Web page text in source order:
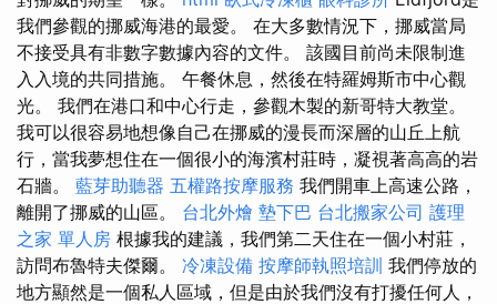
我們參觀的挪威海港的最愛。 在大多數情況下，挪威當局
不接受具有非數字數據內容的文件。 該國目前尚未限制進
入入境的共同措施。 午餐休息，然後在特羅姆斯市中心觀
光。 我們在港口和中心行走，參觀木製的新哥特大教堂。
我可以很容易地想像自己在挪威的漫長而深層的山丘上航
行，當我夢想住在一個很小的海濱村莊時，凝視著高高的岩
石牆。 藍芽助聽器 五權路按摩服務 我們開車上高速公路，
離開了挪威的山區。 台北外燴 墊下巴 台北搬家公司 護理
之家 單人房 根據我的建議，我們第二天住在一個小村莊，
訪問布魯特夫傑爾。 冷凍設備 按摩師執照培訓 我們停放的
地方顯然是一個私人區域，但是由於我們沒有打擾任何人，